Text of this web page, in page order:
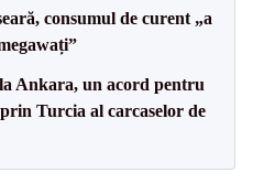
consumul de curent „a
Ankara, un acord pentru
Turcia al carcaselor de